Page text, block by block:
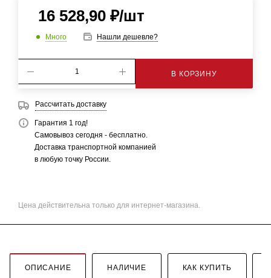
16 528,90 ₽/шт
Много Нашли дешевле?
В КОРЗИНУ
Рассчитать доставку
Гарантия 1 год!
Самовывоз сегодня - бесплатно.
Доставка транспортной компанией
в любую точку России.
Цена действительна только для интернет-магазина.
ОПИСАНИЕ НАЛИЧИЕ КАК КУПИТЬ